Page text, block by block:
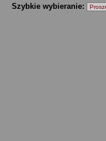
Szybkie wybieranie: